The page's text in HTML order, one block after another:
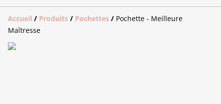
Accueil / Produits / Pochettes / Pochette - Meilleure
Maîtresse